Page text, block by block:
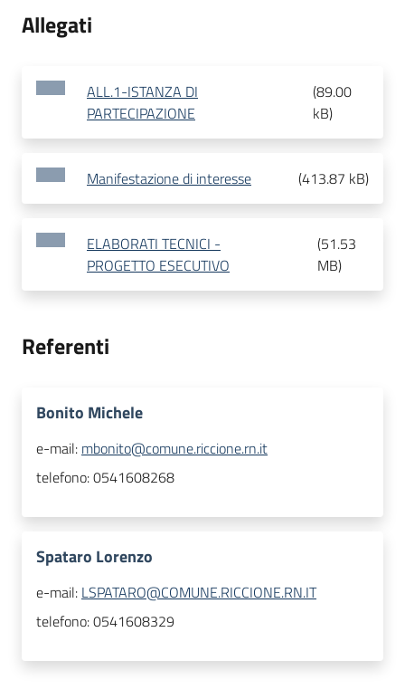
Allegati
ALL.1-ISTANZA DI
PARTECIPAZIONE
(89.00
kB)
Manifestazione di interesse (413.87 kB)
ELABORATI TECNICI -
PROGETTO ESECUTIVO
(51.53
MB)
Referenti
Bonito Michele
e-mail: mbonito@comune.riccione.rn.it
telefono:0541608268
Spataro Lorenzo
e-mail: LSPATARO@COMUNE.RICCIONE.RN.IT
telefono:0541608329